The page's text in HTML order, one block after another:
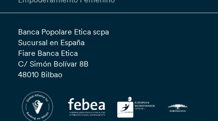
Banca Popolare Etica scpa
Sucursal en España
Fiare Banca Etica
C/ Simón Bolívar 8B
48010 Bilbao